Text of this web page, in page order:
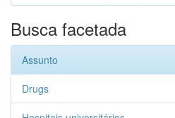
Busca facetada
Assunto
Drugs